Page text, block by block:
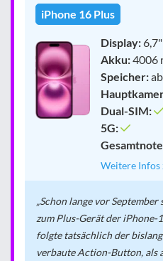
iPhone 16 Plus
Display:6,7"
Akku:4006
Speicher:
Dual-SIM:
5G:
Weitere Infos
Schon lange vor
zum Plus-Gerät der iPhone-
folgte tatsächlich der
verbaute Action-Button, als